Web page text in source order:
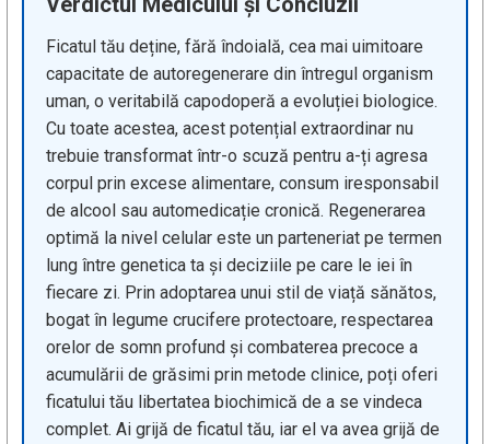
Ficatul tău deține, fără îndoială, cea mai uimitoare
capacitate de autoregenerare din întregul organism
uman, o veritabilă capodoperă a evoluției biologice.
Cu toate acestea, acest potențial extraordinar nu
trebuie transformat într-o scuză pentru a-ți agresa
corpul prin excese alimentare, consum iresponsabil
de alcool sau automedicație cronică. Regenerarea
optimă la nivel celular este un parteneriat pe termen
lung între genetica ta și deciziile pe care le iei în
fiecare zi. Prin adoptarea unui stil de viață sănătos,
bogat în legume crucifere protectoare, respectarea
orelor de somn profund și combaterea precoce a
acumulării de grăsimi prin metode clinice, poți oferi
ficatului tău libertatea biochimică de a se vindeca
complet. Ai grijă de ficatul tău, iar el va avea grijă de